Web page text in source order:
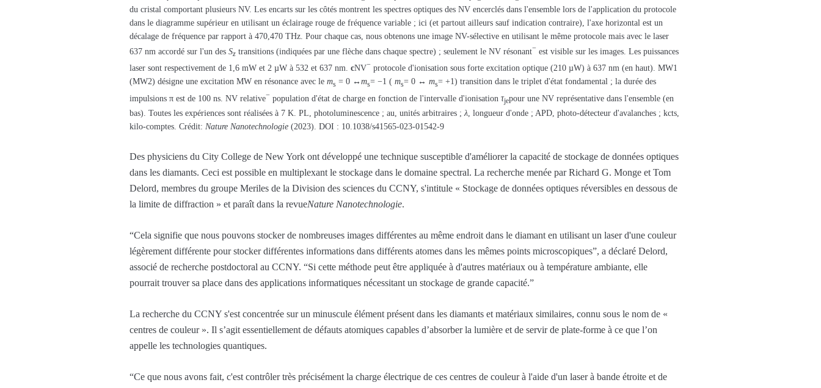
du cristal comportant plusieurs NV. Les encarts sur les côtés montrent les spectres optiques des NV encerclés dans l'ensemble lors de l'application du protocole
dans le diagramme supérieur en utilisant un éclairage rouge de fréquence variable ; ici (et partout ailleurs sauf indication contraire), l'axe horizontal est un
décalage de fréquence par rapport à 470,470 THz. Pour chaque cas, nous obtenons une image NV-sélective en utilisant le même protocole mais avec le laser
637 nm accordé sur l'un des Sz transitions (indiquées par une flèche dans chaque spectre) ; seulement le NV résonant− est visible sur les images. Les puissances
laser sont respectivement de 1,6 mW et 2 µW à 532 et 637 nm. cNV− protocole d'ionisation sous forte excitation optique (210 µW) à 637 nm (en haut). MW1
(MW2) désigne une excitation MW en résonance avec le ms = 0 ↔ ms= −1 ( ms= 0 ↔ ms= +1) transition dans le triplet d'état fondamental ; la durée des
impulsions π est de 100 ns. NV relative− population d'état de charge en fonction de l'intervalle d'ionisation τjepour une NV représentative dans l'ensemble (en
bas). Toutes les expériences sont réalisées à 7 K. PL, photoluminescence ; au, unités arbitraires ;λ, longueur d'onde ; APD, photo-détecteur d'avalanches ; kcts,
kilo-comptes. Crédit: Nature Nanotechnologie (2023). DOI : 10.1038/s41565-023-01542-9
Des physiciens du City College de New York ont ​​développé une technique susceptible d'améliorer la capacité de stockage de données optiques
dans les diamants. Ceci est possible en multiplexant le stockage dans le domaine spectral. La recherche menée par Richard G. Monge et Tom
Delord, membres du groupe Meriles de la Division des sciences du CCNY, s'intitule « Stockage de données optiques réversibles en dessous de
la limite de diffraction » et paraît dans la revueNature Nanotechnologie.
“Cela signifie que nous pouvons stocker de nombreuses images différentes au même endroit dans le diamant en utilisant un laser d'une couleur
légèrement différente pour stocker différentes informations dans différents atomes dans les mêmes points microscopiques”, a déclaré Delord,
associé de recherche postdoctoral au CCNY. “Si cette méthode peut être appliquée à d'autres matériaux ou à température ambiante, elle
pourrait trouver sa place dans des applications informatiques nécessitant un stockage de grande capacité.”
La recherche du CCNY s'est concentrée sur un minuscule élément présent dans les diamants et matériaux similaires, connu sous le nom de «
centres de couleur ». Il s’agit essentiellement de défauts atomiques capables d’absorber la lumière et de servir de plate-forme à ce que l’on
appelle les technologies quantiques.
“Ce que nous avons fait, c'est contrôler très précisément la charge électrique de ces centres de couleur à l'aide d'un laser à bande étroite et de